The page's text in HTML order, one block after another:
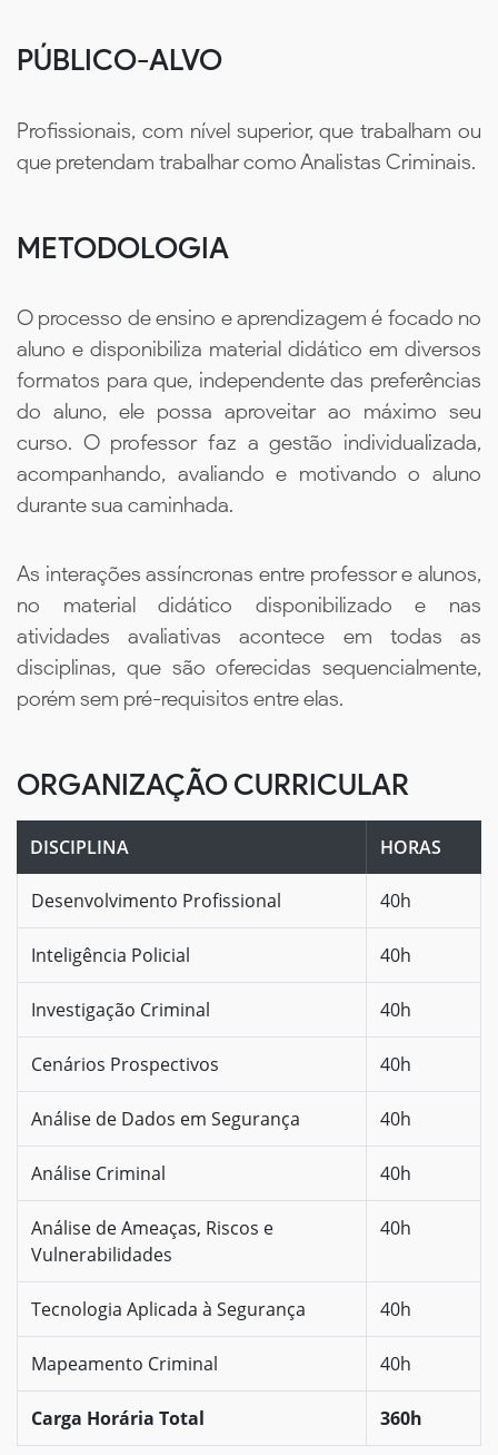
PÚBLICO-ALVO
Profissionais, com nível superior, que trabalham ou
que pretendam trabalhar como Analistas Criminais.
METODOLOGIA
O processo de ensino e aprendizagem é focado no
aluno e disponibiliza material didático em diversos
formatos para que, independente das preferências
do aluno, ele possa aproveitar ao máximo seu
curso. O professor faz a gestão individualizada,
acompanhando, avaliando e motivando o aluno
durante sua caminhada.
As interações assíncronas entre professor e alunos,
no material didático disponibilizado e nas
atividades avaliativas acontece em todas as
disciplinas, que são oferecidas sequencialmente,
porém sem pré-requisitos entre elas.
ORGANIZAÇÃO CURRICULAR
DISCIPLINA HORAS
Desenvolvimento Profissional 40h
Inteligência Policial 40h
Investigação Criminal 40h
Cenários Prospectivos 40h
Análise de Dados em Segurança 40h
Análise Criminal 40h
Análise de Ameaças, Riscos e
Vulnerabilidades
40h
Tecnologia Aplicada à Segurança 40h
Mapeamento Criminal 40h
Carga Horária Total 360h